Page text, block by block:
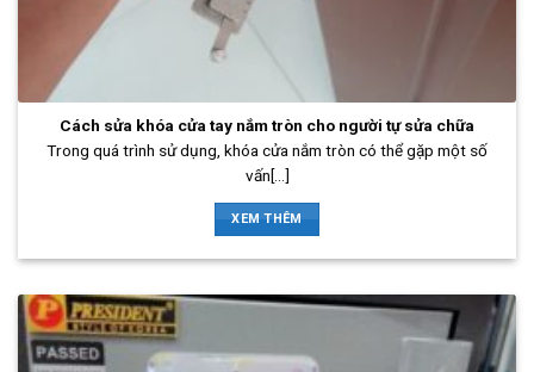
Cách sửa khóa cửa tay nắm tròn cho người tự sửa chữa
Trong quá trình sử dụng, khóa cửa nắm tròn có thể gặp một số
vấn[...]
XEM THÊM